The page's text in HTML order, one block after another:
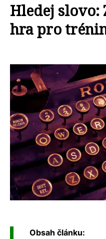
Hledej slovo:
hra pro
Obsah článku: